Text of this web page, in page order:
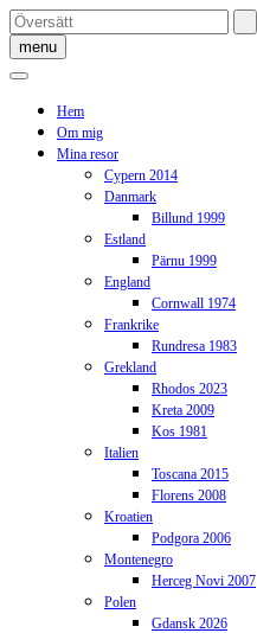
Skip
to
content
menu
Hem
Om mig
Mina resor
Cypern 2014
Danmark
Billund 1999
Estland
Pärnu 1999
England
Cornwall 1974
Frankrike
Rundresa 1983
Grekland
Rhodos 2023
Kreta 2009
Kos 1981
Italien
Toscana 2015
Florens 2008
Kroatien
Podgora 2006
Montenegro
Herceg Novi 2007
Polen
Gdansk 2026